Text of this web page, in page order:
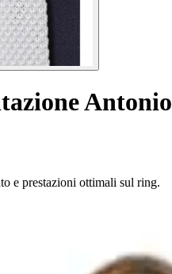
Antonio
e prestazioni ottimali sul ring.